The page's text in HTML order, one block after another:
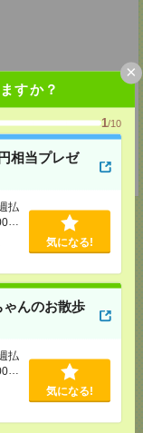
すか？
1/10
相当プレゼ
払
円
気になる!
ゃんのお散歩
払
円
気になる!
×
で送る